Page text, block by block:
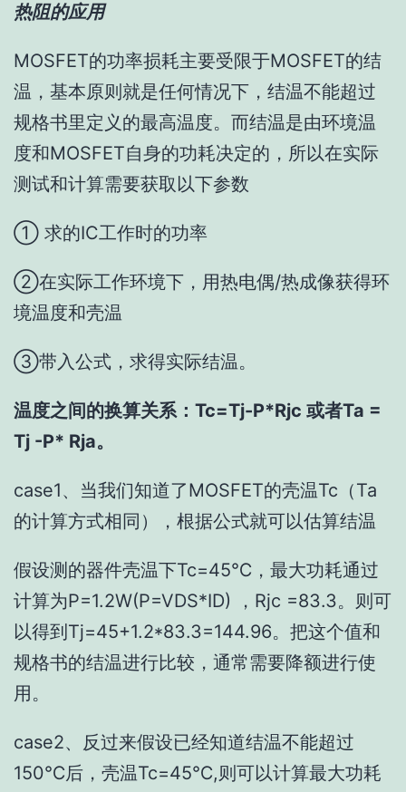
热阻的应用
MOSFET的功率损耗主要受限于MOSFET的结
温，基本原则就是任何情况下，结温不能超过
规格书里定义的最高温度。而结温是由环境温
度和MOSFET自身的功耗决定的，所以在实际
测试和计算需要获取以下参数
① 求的IC工作时的功率
②在实际工作环境下，用热电偶/热成像获得环
境温度和壳温
③带入公式，求得实际结温。
温度之间的换算关系：Tc=Tj-P*Rjc 或者Ta =
Tj -P* Rja。
case1、当我们知道了MOSFET的壳温Tc（Ta
的计算方式相同），根据公式就可以估算结温
假设测的器件壳温下Tc=45℃，最大功耗通过
计算为P=1.2W(P=VDS*ID) ，Rjc =83.3。则可
以得到Tj=45+1.2*83.3=144.96。把这个值和
规格书的结温进行比较，通常需要降额进行使
用。
case2、反过来假设已经知道结温不能超过
150℃后，壳温Tc=45℃,则可以计算最大功耗